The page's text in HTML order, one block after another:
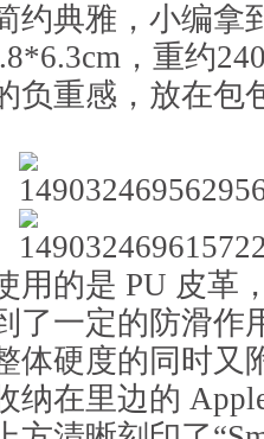
约典雅，小编拿
，重约
负重感，放在包
的是 PU 皮革
了一定的防滑作
体硬度的同时又
纳在里边的